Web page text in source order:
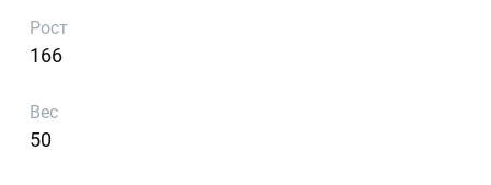
Рост
166
Вес
50